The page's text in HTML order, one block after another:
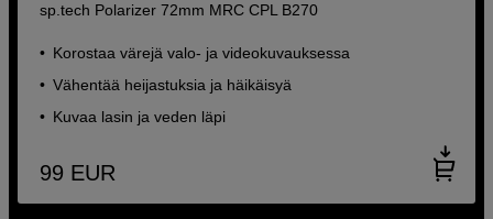
sp.tech Polarizer 72mm MRC CPL B270
Korostaa värejä valo- ja videokuvauksessa
Vähentää heijastuksia ja häikäisyä
Kuvaa lasin ja veden läpi
99 EUR